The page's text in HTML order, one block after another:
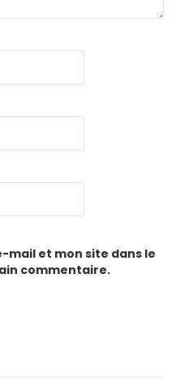
mail et mon site dans le
commentaire.